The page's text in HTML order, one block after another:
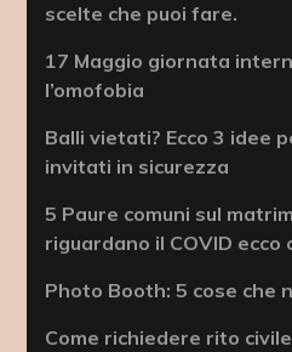
scelte che puoi fare.
17 Maggio giornata
l’omofobia
Balli vietati? Ecco 3 idee
invitati in sicurezza
5 Paure comuni sul
riguardano il COVID
Photo Booth: 5 cose che
Come richiedere rito